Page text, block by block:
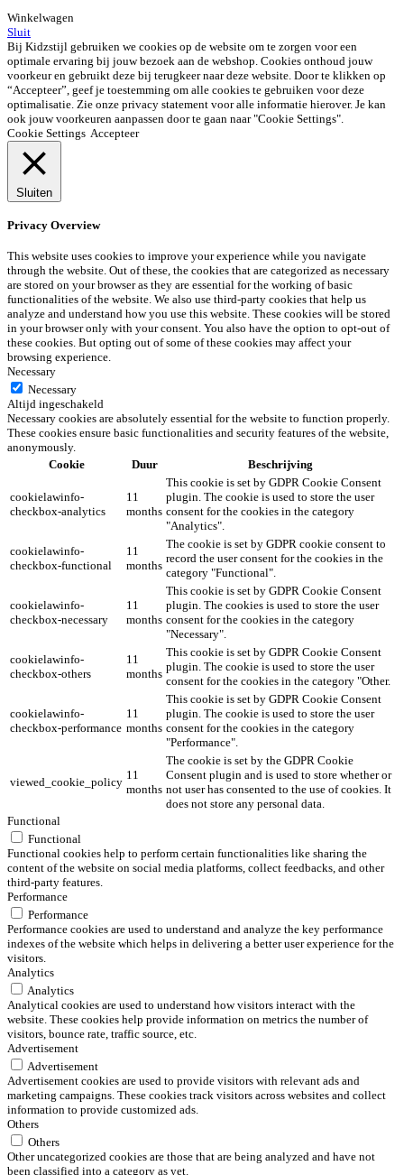
Winkelwagen
Sluit
Bij Kidzstijl gebruiken we cookies op de website om te zorgen voor een
optimale ervaring bij jouw bezoek aan de webshop. Cookies onthoud jouw
voorkeur en gebruikt deze bij terugkeer naar deze website. Door te klikken op
“Accepteer”, geef je toestemming om alle cookies te gebruiken voor deze
optimalisatie. Zie onze privacy statement voor alle informatie hierover. Je kan
ook jouw voorkeuren aanpassen door te gaan naar "Cookie Settings".
Cookie Settings Accepteer
Sluiten
Privacy Overview
This website uses cookies to improve your experience while you navigate
through the website. Out of these, the cookies that are categorized as necessary
are stored on your browser as they are essential for the working of basic
functionalities of the website. We also use third-party cookies that help us
analyze and understand how you use this website. These cookies will be stored
in your browser only with your consent. You also have the option to opt-out of
these cookies. But opting out of some of these cookies may affect your
browsing experience.
Necessary
Necessary
Altijd ingeschakeld
Necessary cookies are absolutely essential for the website to function properly.
These cookies ensure basic functionalities and security features of the website,
anonymously.
Cookie
Duur Beschrijving
cookielawinfo-
checkbox-analytics
11
months
This cookie is set by GDPR Cookie Consent
plugin. The cookie is used to store the user
consent for the cookies in the category
"Analytics".
cookielawinfo-
checkbox-functional
11
months
The cookie is set by GDPR cookie consent to
record the user consent for the cookies in the
category "Functional".
cookielawinfo-
checkbox-necessary
11
months
This cookie is set by GDPR Cookie Consent
plugin. The cookies is used to store the user
consent for the cookies in the category
"Necessary".
cookielawinfo-
checkbox-others
11
months
This cookie is set by GDPR Cookie Consent
plugin. The cookie is used to store the user
consent for the cookies in the category "Other.
cookielawinfo-
checkbox-performance
11
months
This cookie is set by GDPR Cookie Consent
plugin. The cookie is used to store the user
consent for the cookies in the category
"Performance".
viewed_cookie_policy
11
months
The cookie is set by the GDPR Cookie
Consent plugin and is used to store whether or
not user has consented to the use of cookies. It
does not store any personal data.
Functional
Functional
Functional cookies help to perform certain functionalities like sharing the
content of the website on social media platforms, collect feedbacks, and other
third-party features.
Performance
Performance
Performance cookies are used to understand and analyze the key performance
indexes of the website which helps in delivering a better user experience for the
visitors.
Analytics
Analytics
Analytical cookies are used to understand how visitors interact with the
website. These cookies help provide information on metrics the number of
visitors, bounce rate, traffic source, etc.
Advertisement
Advertisement
Advertisement cookies are used to provide visitors with relevant ads and
marketing campaigns. These cookies track visitors across websites and collect
information to provide customized ads.
Others
Others
Other uncategorized cookies are those that are being analyzed and have not
been classified into a category as yet.